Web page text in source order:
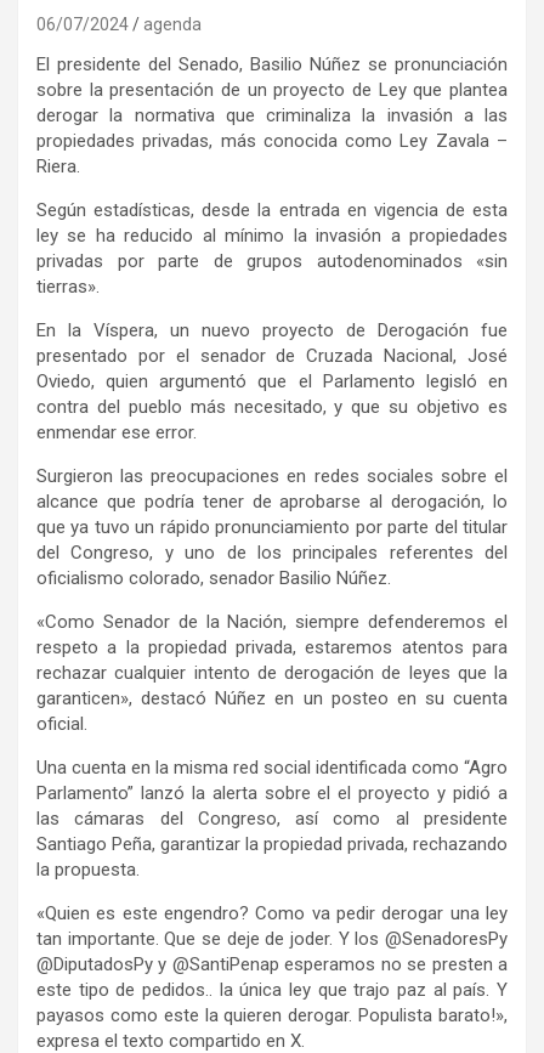
06/07/2024 agenda
El presidente del Senado, Basilio Núñez se pronunciación
sobre la presentación de un proyecto de Ley que plantea
derogar la normativa que criminaliza la invasión a las
propiedades privadas, más conocida como Ley Zavala –
Riera.
Según estadísticas, desde la entrada en vigencia de esta
ley se ha reducido al mínimo la invasión a propiedades
privadas por parte de grupos autodenominados «sin
tierras».
En la Víspera, un nuevo proyecto de Derogación fue
presentado por el senador de Cruzada Nacional, José
Oviedo, quien argumentó que el Parlamento legisló en
contra del pueblo más necesitado, y que su objetivo es
enmendar ese error.
Surgieron las preocupaciones en redes sociales sobre el
alcance que podría tener de aprobarse al derogación, lo
que ya tuvo un rápido pronunciamiento por parte del titular
del Congreso, y uno de los principales referentes del
oficialismo colorado, senador Basilio Núñez.
«Como Senador de la Nación, siempre defenderemos el
respeto a la propiedad privada, estaremos atentos para
rechazar cualquier intento de derogación de leyes que la
garanticen», destacó Núñez en un posteo en su cuenta
oficial.
Una cuenta en la misma red social identificada como “Agro
Parlamento” lanzó la alerta sobre el el proyecto y pidió a
las cámaras del Congreso, así como al presidente
Santiago Peña, garantizar la propiedad privada, rechazando
la propuesta.
«Quien es este engendro? Como va pedir derogar una ley
tan importante. Que se deje de joder. Y los @SenadoresPy
@DiputadosPy y @SantiPenap esperamos no se presten a
este tipo de pedidos.. la única ley que trajo paz al país. Y
payasos como este la quieren derogar. Populista barato!»,
expresa el texto compartido en X.